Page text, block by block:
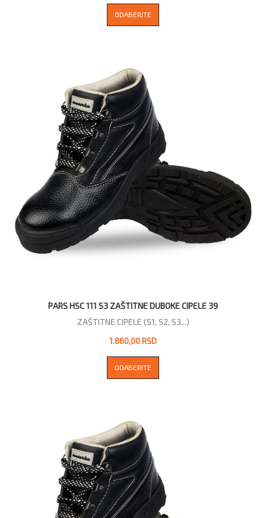
ODABERITE
PARS HSC 111 S3 ZAŠTITNE DUBOKE CIPELE 39
ZAŠTITNE CIPELE (S1, S2, S3...)
1.860,00 RSD
ODABERITE